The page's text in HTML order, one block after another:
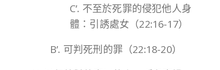
C’. 不至於死罪的侵犯他人身
體：引誘處女（22:16-17）
B’. 可判死刑的罪（22:18-20）